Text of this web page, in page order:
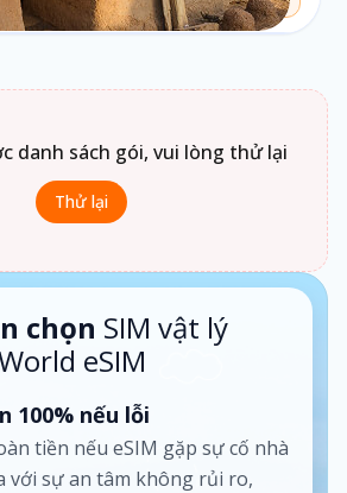
danh sách gói, vui lòng thử lại
Thử lại
chọn SIM vật lý
eSIM
100% nếu lỗi
tiền nếu eSIM gặp sự cố nhà
với sự an tâm không rủi ro,